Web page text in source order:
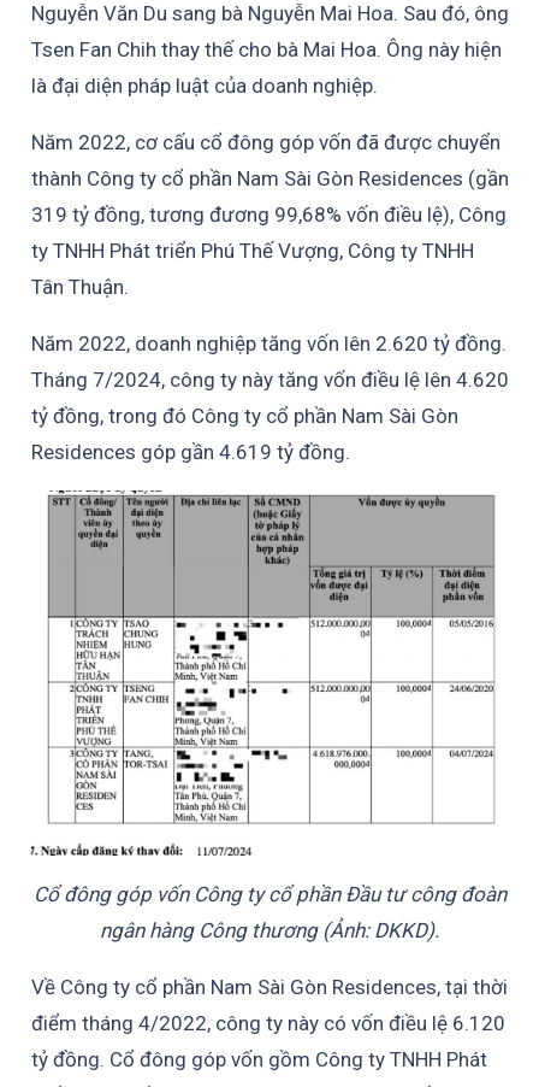
Nguyễn Văn Du sang bà Nguyễn Mai Hoa. Sau đó, ông
Tsen Fan Chih thay thế cho bà Mai Hoa. Ông này hiện
là đại diện pháp luật của doanh nghiệp.
Năm 2022, cơ cấu cổ đông góp vốn đã được chuyển
thành Công ty cổ phần Nam Sài Gòn Residences (gần
319 tỷ đồng, tương đương 99,68% vốn điều lệ), Công
ty TNHH Phát triển Phú Thế Vượng, Công ty TNHH
Tân Thuận.
Năm 2022, doanh nghiệp tăng vốn lên 2.620 tỷ đồng.
Tháng 7/2024, công ty này tăng vốn điều lệ lên 4.620
tỷ đồng, trong đó Công ty cổ phần Nam Sài Gòn
Residences góp gần 4.619 tỷ đồng.
Cổ đông góp vốn Công ty cổ phần Đầu tư công đoàn
ngân hàng Công thương (Ảnh: DKKD).
Về Công ty cổ phần Nam Sài Gòn Residences, tại thời
điểm tháng 4/2022, công ty này có vốn điều lệ 6.120
tỷ đồng. Cổ đông góp vốn gồm Công ty TNHH Phát